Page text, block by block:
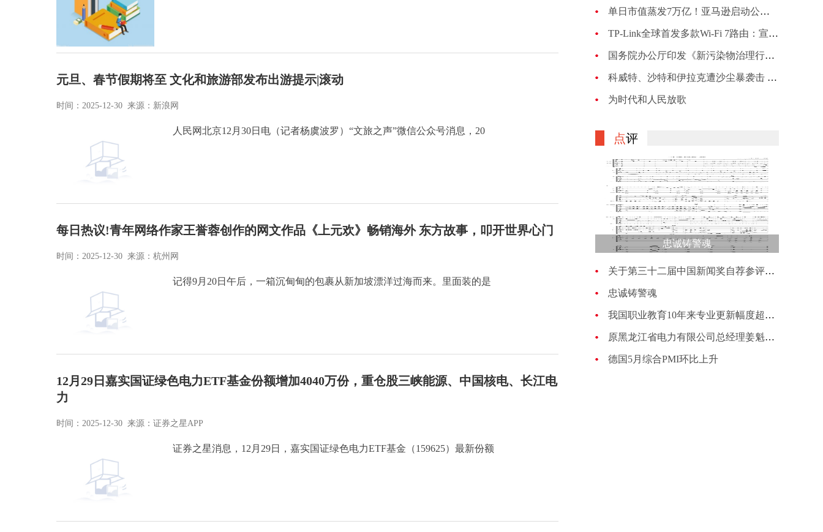
元旦、春节假期将至 文化和旅游部发布出游提示|滚动
时间：2025-12-30 来源：新浪网
人民网北京12月30日电（记者杨虞波罗）“文旅之声”微信公众号消息，20
每日热议!青年网络作家王誉蓉创作的网文作品《上元欢》畅销海外 东方故事，叩开世界心门
时间：2025-12-30 来源：杭州网
记得9月20日午后，一箱沉甸甸的包裹从新加坡漂洋过海而来。里面装的是
12月29日嘉实国证绿色电力ETF基金份额增加4040万份，重仓股三峡能源、中国核电、长江电
力
时间：2025-12-30 来源：证券之星APP
证券之星消息，12月29日，嘉实国证绿色电力ETF基金（159625）最新份额
单日市值蒸发7万亿！亚马逊启动公司最大规模裁员：计划裁员约1万人
TP-Link全球首发多款Wi-Fi 7路由：宣称BE900的峰值网速可达24Gbps
国务院办公厅印发《新污染物治理行动方案》
科威特、沙特和伊拉克遭沙尘暴袭击 机场、机关等关闭
为时代和人民放歌
点评
忠诚铸警魂
关于第三十二届中国新闻奖自荐参评作品的公示
忠诚铸警魂
我国职业教育10年来专业更新幅度超过70%
原黑龙江省电力有限公司总经理姜魁接受纪律审查和监察调查
德国5月综合PMI环比上升